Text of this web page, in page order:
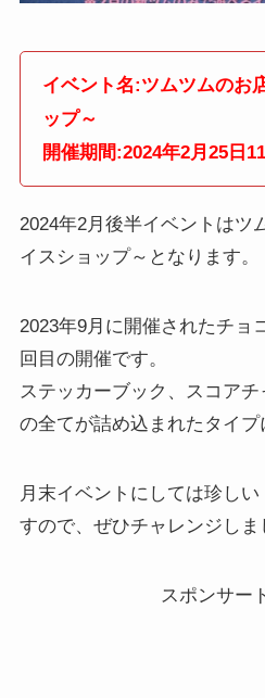
イベント名:ツムツムのお
ップ～
開催期間:2024年2月25日
2024年2月後半イベントはツ
イスショップ～となります。
2023年9月に開催されたチョ
回目の開催です。
ステッカーブック、スコア
の全てが詰め込まれたタイプ
月末イベントにしては珍し
すので、ぜひチャレンジしま
スポンサー